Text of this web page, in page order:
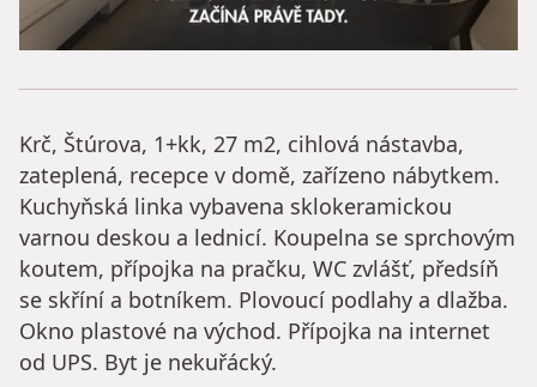
Krč, Štúrova, 1+kk, 27 m2, cihlová nástavba,
zateplená, recepce v domě, zařízeno nábytkem.
Kuchyňská linka vybavena sklokeramickou
varnou deskou a lednicí. Koupelna se sprchovým
koutem, přípojka na pračku, WC zvlášť, předsíň
se skříní a botníkem. Plovoucí podlahy a dlažba.
Okno plastové na východ. Přípojka na internet
od UPS. Byt je nekuřácký.